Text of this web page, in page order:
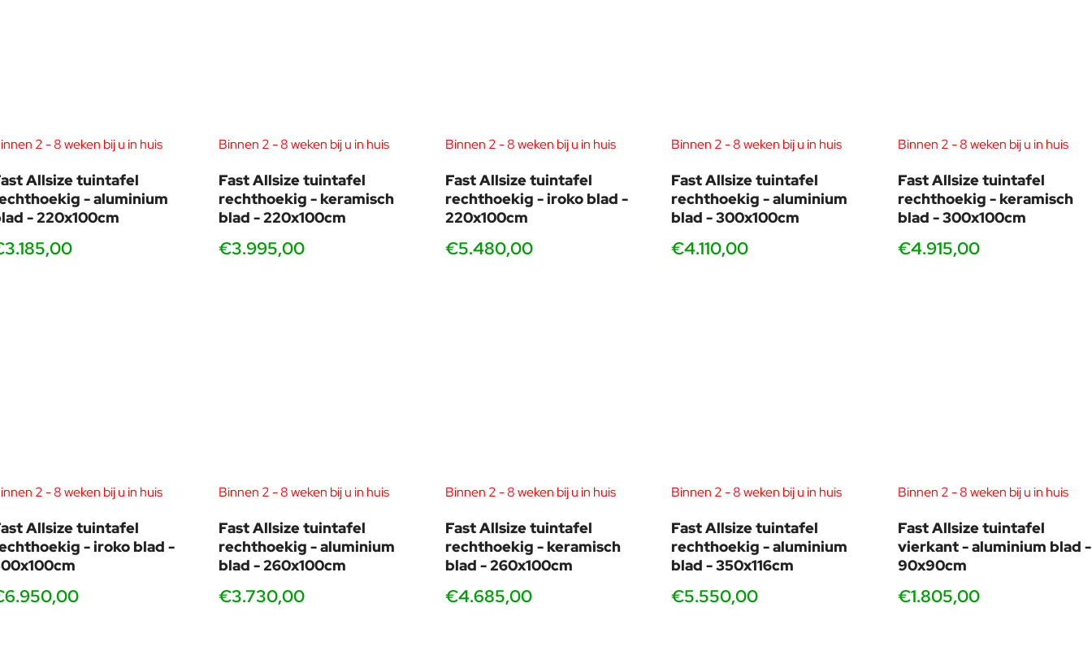
2 - 8 weken bij u in huis
Allsize tuintafel
- aluminium
- 220x100cm
Binnen 2 - 8 weken bij u in huis
Fast Allsize tuintafel
rechthoekig - keramisch
blad - 220x100cm
€3.995,00
Binnen 2 - 8 weken bij u in huis
Fast Allsize tuintafel
rechthoekig - iroko blad -
220x100cm
€5.480,00
Binnen 2 - 8 weken bij u in huis
Fast Allsize tuintafel
rechthoekig - aluminium
blad - 300x100cm
€4.110,00
Binnen 2 - 8 weken bij u in huis
Fast Allsize tuintafel
rechthoekig - keramisch
blad - 300x100cm
€4.915,00
2 - 8 weken bij u in huis
Allsize tuintafel
- iroko blad -
Binnen 2 - 8 weken bij u in huis
Fast Allsize tuintafel
rechthoekig - aluminium
blad - 260x100cm
€3.730,00
Binnen 2 - 8 weken bij u in huis
Fast Allsize tuintafel
rechthoekig - keramisch
blad - 260x100cm
€4.685,00
Binnen 2 - 8 weken bij u in huis
Fast Allsize tuintafel
rechthoekig - aluminium
blad - 350x116cm
€5.550,00
Binnen 2 - 8 weken bij u in huis
Fast Allsize tuintafel
vierkant - aluminium blad -
90x90cm
€1.805,00